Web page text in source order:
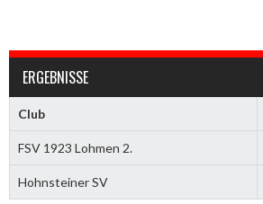
ERGEBNISSE
Club
FSV 1923 Lohmen 2.
Hohnsteiner SV